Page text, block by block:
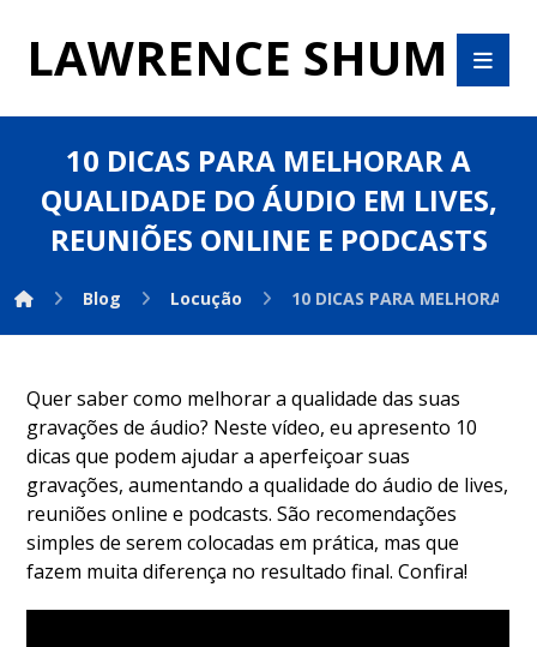
LAWRENCE SHUM
10 DICAS PARA MELHORAR A
QUALIDADE DO ÁUDIO EM LIVES,
REUNIÕES ONLINE E PODCASTS
Blog Locução 10 DICAS PARA MELHORAR
Quer saber como melhorar a qualidade das suas
gravações de áudio? Neste vídeo, eu apresento 10
dicas que podem ajudar a aperfeiçoar suas
gravações, aumentando a qualidade do áudio de lives,
reuniões online e podcasts. São recomendações
simples de serem colocadas em prática, mas que
fazem muita diferença no resultado final. Confira!